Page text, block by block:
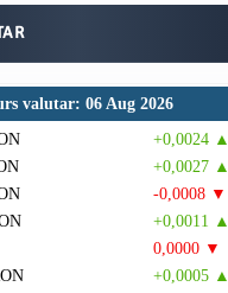
valutar: 06 Aug 2026
+0,0024 ▲
+0,0027 ▲
-0,0008 ▼
+0,0011 ▲
0,0000 ▼
+0,0005 ▲